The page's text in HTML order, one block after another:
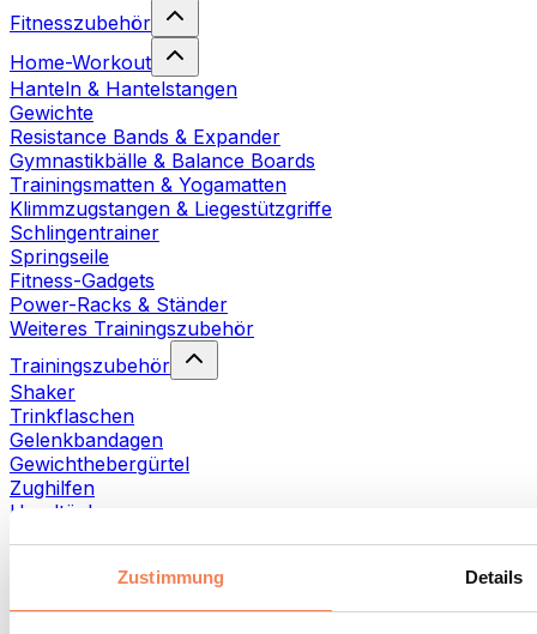
Zustimmung Details
Fitnesszubehör
Home-Workout
Hanteln & Hantelstangen
Gewichte
Resistance Bands & Expander
Gymnastikbälle & Balance Boards
Trainingsmatten & Yogamatten
Klimmzugstangen & Liegestützgriffe
Schlingentrainer
Springseile
Fitness-Gadgets
Power-Racks & Ständer
Weiteres Trainingszubehör
Trainingszubehör
Shaker
Trinkflaschen
Gelenkbandagen
Gewichthebergürtel
Zughilfen
Handtücher